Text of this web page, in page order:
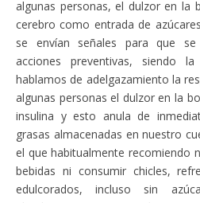
algunas personas, el dulzor en la
cerebro como entrada de
se envían señales para que
acciones preventivas, siendo
hablamos de adelgazamiento la
algunas personas el dulzor en la
insulina y esto anula de
grasas almacenadas en nuestro
el que habitualmente recomiendo
bebidas ni consumir chicles,
edulcorados, incluso sin